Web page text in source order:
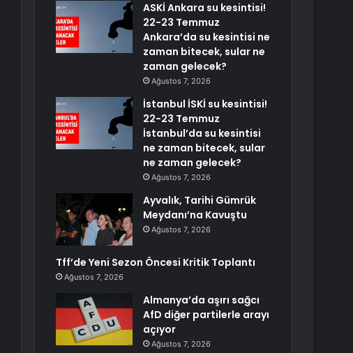
ASKİ Ankara su kesintisi!
22-23 Temmuz
Ankara’da su kesintisi ne
zaman bitecek, sular ne
zaman gelecek?
Ağustos 7, 2026
İstanbul İSKİ su kesintisi!
22-23 Temmuz
İstanbul’da su kesintisi
ne zaman bitecek, sular
ne zaman gelecek?
Ağustos 7, 2026
Ayvalık, Tarihi Gümrük
Meydanı’na Kavuştu
Ağustos 7, 2026
Tff’de Yeni Sezon Öncesi Kritik Toplantı
Ağustos 7, 2026
Almanya’da aşırı sağcı
AfD diğer partilerle arayı
açıyor
Ağustos 7, 2026